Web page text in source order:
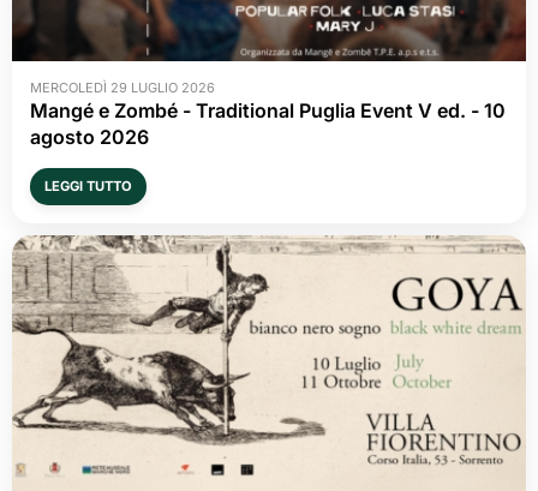
MERCOLEDÌ 29 LUGLIO 2026
Mangé e Zombé - Traditional Puglia Event V ed. - 10
agosto 2026
LEGGI TUTTO